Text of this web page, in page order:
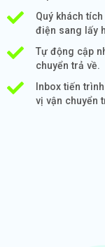
Quý khách
điện sang lấy
Tự động cập
chuyển trả về.
Inbox tiến
vị vận chuyển